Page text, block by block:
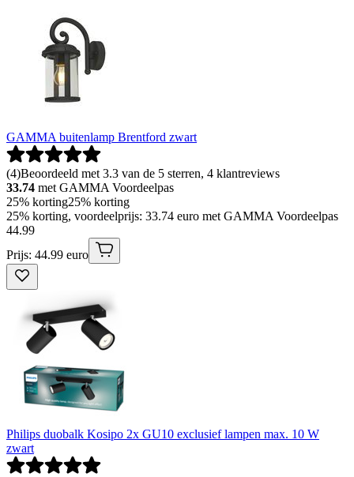
GAMMA buitenlamp Brentford zwart
(4)Beoordeeld met 3.3 van de 5 sterren, 4 klantreviews
33.74 met GAMMA Voordeelpas
25% korting25% korting
25% korting, voordeelprijs: 33.74 euro met GAMMA Voordeelpas
44.99
Prijs: 44.99 euro
Philips duobalk Kosipo 2x GU10 exclusief lampen max. 10 W
zwart